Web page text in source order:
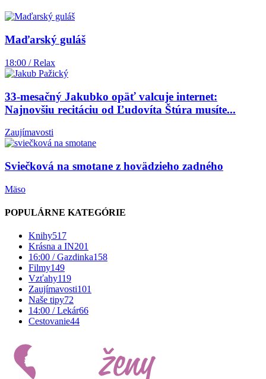
Maďarský guláš
18:00 / Relax
33-mesačný Jakubko opäť valcuje internet:
Najnovšiu recitáciu od Ľudovíta Štúra musíte...
Zaujímavosti
Sviečková na smotane z hovädzieho zadného
Mäso
POPULÁRNE KATEGÓRIE
Knihy517
Krásna a IN201
16:00 / Gazdinka158
Filmy149
Vzťahy119
Zaujímavosti101
Naše tipy72
14:00 / Lekár66
Cestovanie44